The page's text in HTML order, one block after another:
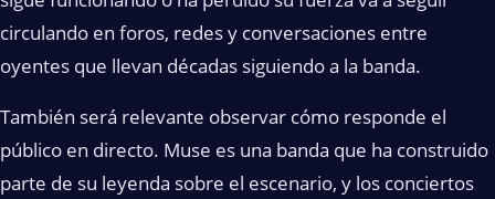
circulando en foros, redes y conversaciones entre
oyentes que llevan décadas siguiendo a la banda.
También será relevante observar cómo responde el
público en directo. Muse es una banda que ha construido
parte de su leyenda sobre el escenario, y los conciertos